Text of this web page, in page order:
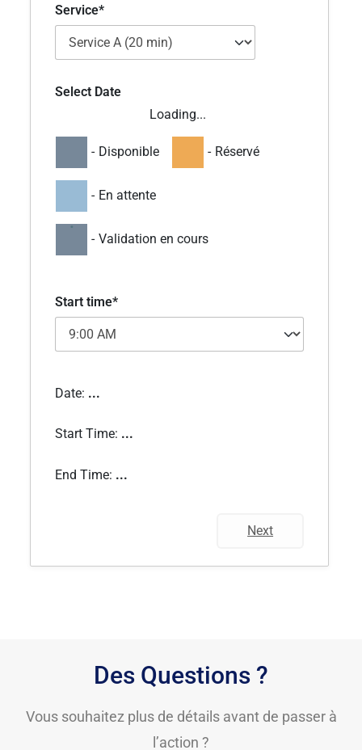
Service*
Select Date
Loading...
- Disponible - Réservé
- En attente
·
- Validation en cours
Start time*
Date: ...
Start Time: ...
End Time: ...
Next
Des Questions ?
Vous souhaitez plus de détails avant de passer à
l’action ?